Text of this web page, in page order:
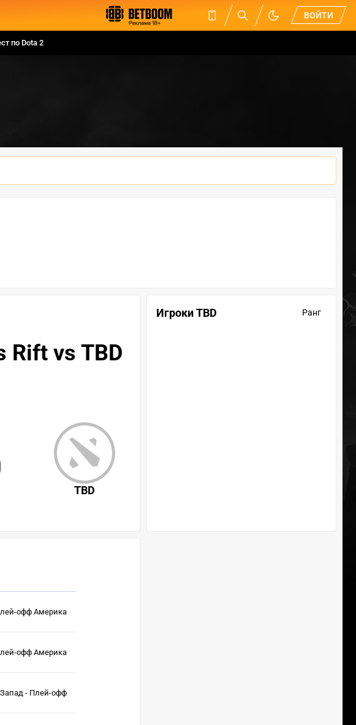
ВОЙТИ
по Dota 2
Игроки TBD Ранг
Rift vs TBD
TBD
офф Америка
офф Америка
Запад - Плей-офф